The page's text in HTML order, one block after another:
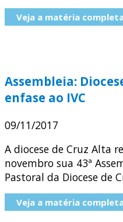
Veja a matéria
Assembleia:
enfase ao IVC
09/11/2017
A diocese de Cruz Alta
novembro sua 43ª
Pastoral da Diocese de
Veja a matéria